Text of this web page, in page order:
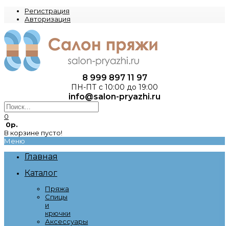
Регистрация
Авторизация
8 999 897 11 97
ПН-ПТ с 10:00 до 19:00
info@salon-pryazhi.ru
0
0р.
В корзине пусто!
Меню
Главная
Каталог
Пряжа
Спицы
и
крючки
Аксессуары